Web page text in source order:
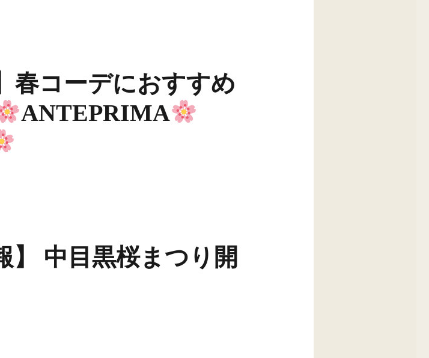
春コーデにおすすめ
ANTEPRIMA
】 中目黒桜まつり開